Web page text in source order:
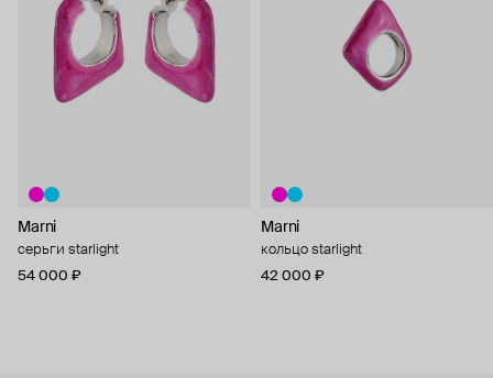
Marni
серьги starlight
54 000 ₽
Marni
кольцо starlight
42 000 ₽